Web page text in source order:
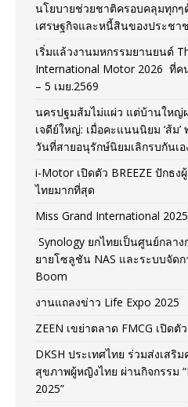
นโยบายช่วยชาติครอบคลุมทุก
เศรษฐกิจและหนี้สินของประชา
เริ่มแล้วงานมหกรรมยานยนต์
International Motor 2026 ที่ค
– 5 เมย.2569
นครปฐมส้มไม่แผ่ว แต่บ้านใหญ่
เจดีย์ใหญ่: เมื่อคะแนนนิยม ‘ส้ม’
วันที่สายอนุรักษ์นิยมเลิกรบกันเอ
i-Motor เปิดตัว BREEZE ปักธง
ไทยมากที่สุด
Miss Grand International
Synology ยกไทยเป็นศูนย์กลา
ยายโซลูชัน NAS และระบบจัด
Boom
งานแถลงข่าว Life Expo 2025
ZEEN เขย่าตลาด FMCG เปิด
DKSH ประเทศไทย ร่วมส่งเสริ
สุขภาพผู้หญิงไทย ผ่านกิจกรรม
2025”